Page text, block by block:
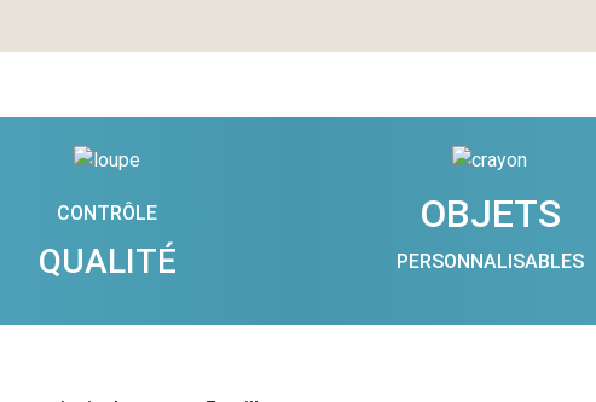
CONTRÔLE
QUALITÉ
OBJETS
PERSONNALISABLES